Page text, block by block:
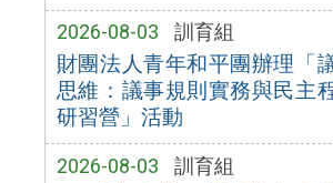
2026-08-03 訓育組
財團法人青年和平團辦理「
思維：議事規則實務與民主
研習營」活動
2026-08-03 訓育組